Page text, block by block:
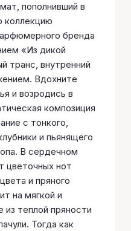
пополнивший в
коллекцию
бренда
«Из дикой
транс, внутренний
Вдохните
и возродись в
композиция
с тонкого,
и пьянящего
В сердечном
цветочных нот
и пряного
на мягкой и
из теплой пряности
Тогда как